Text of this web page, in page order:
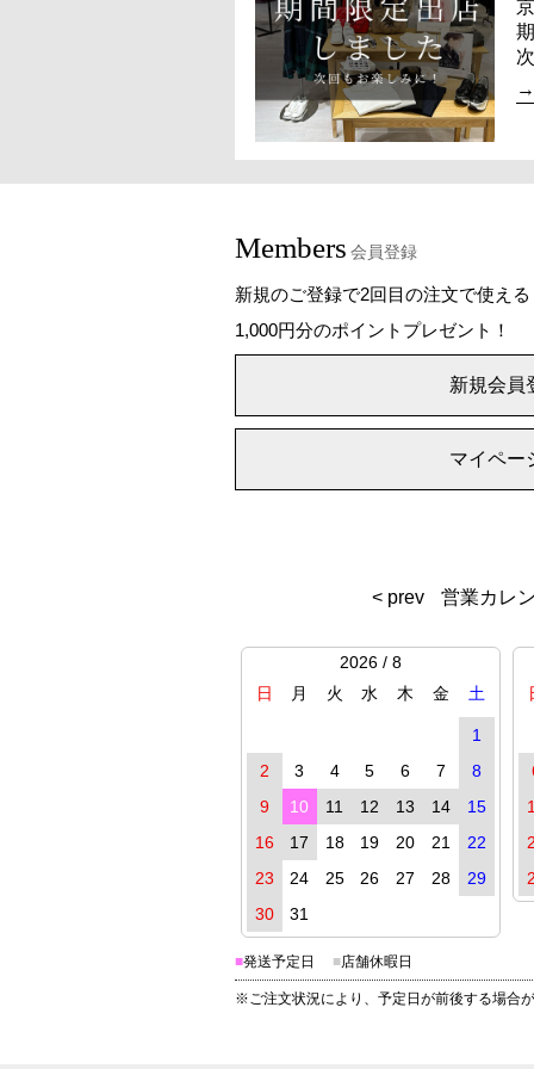
→
Members 会員登録
新規のご登録で2回目の注文で使える
1,000円分のポイントプレゼント！
新規会員
マイペー
< prev 営業カレ
2026 / 8
日
月 火 水 木 金 土
1
2
3 4 5 6 7
8
9
10 11 12 13 14
15
16
17 18 19 20 21
22
23
24 25 26 27 28
29
30
31
■発送予定日 ■店舗休暇日
※ご注文状況により、予定日が前後する場合